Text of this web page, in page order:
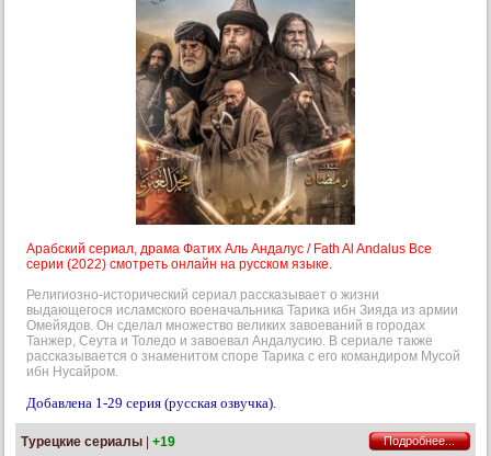
Арабский сериал, драма Фатих Аль Андалус / Fath Al Andalus Все
серии (2022) смотреть онлайн на русском языке.
Религиозно-исторический сериал рассказывает о жизни
выдающегося исламского военачальника Тарика ибн Зияда из армии
Омейядов. Он сделал множество великих завоеваний в городах
Танжер, Сеута и Толедо и завоевал Андалусию. В сериале также
рассказывается о знаменитом споре Тарика с его командиром Мусой
ибн Нусайром.
Добавлена 1-29 серия (русская озвучка).
Турецкие сериалы | +19 Подробнее...